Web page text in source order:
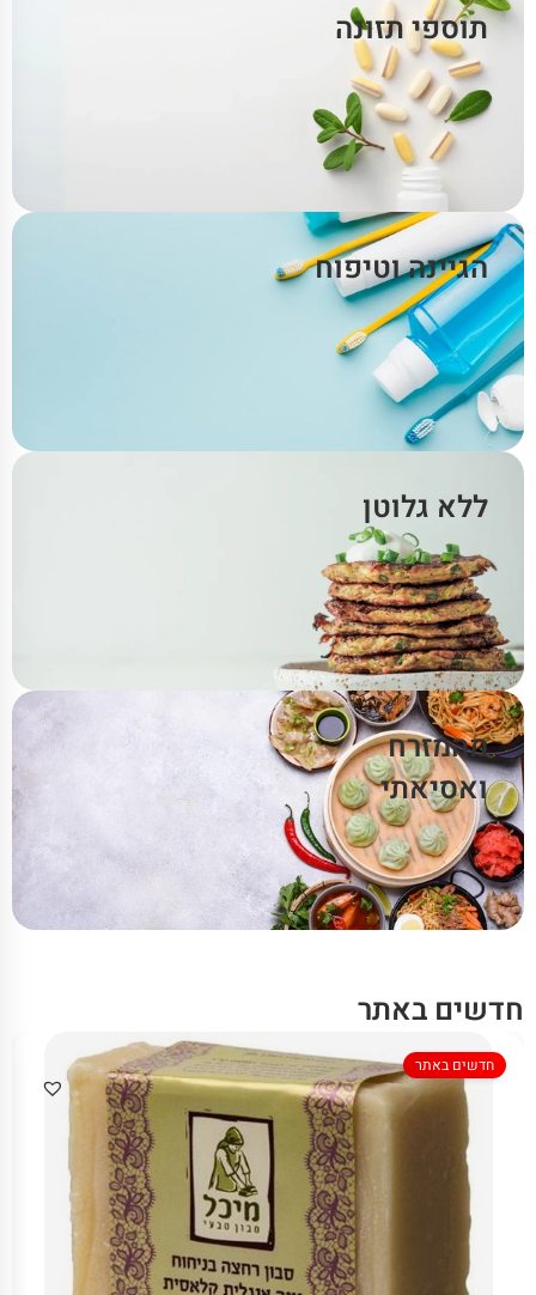
תוספי תזונה
הגיינה וטיפוח
ללא גלוטן
מהמזרח
ואסיאתי
חדשים באתר
חדשים באתר